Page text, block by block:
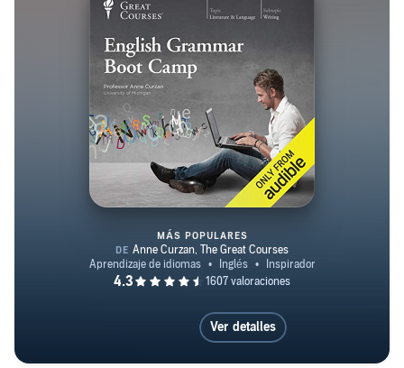
English Grammar Boot Camp
MÁS POPULARES
Ver detalles